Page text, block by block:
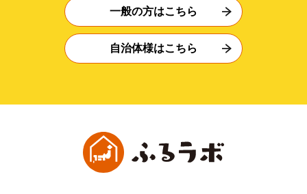
一般の方はこちら
自治体様はこちら